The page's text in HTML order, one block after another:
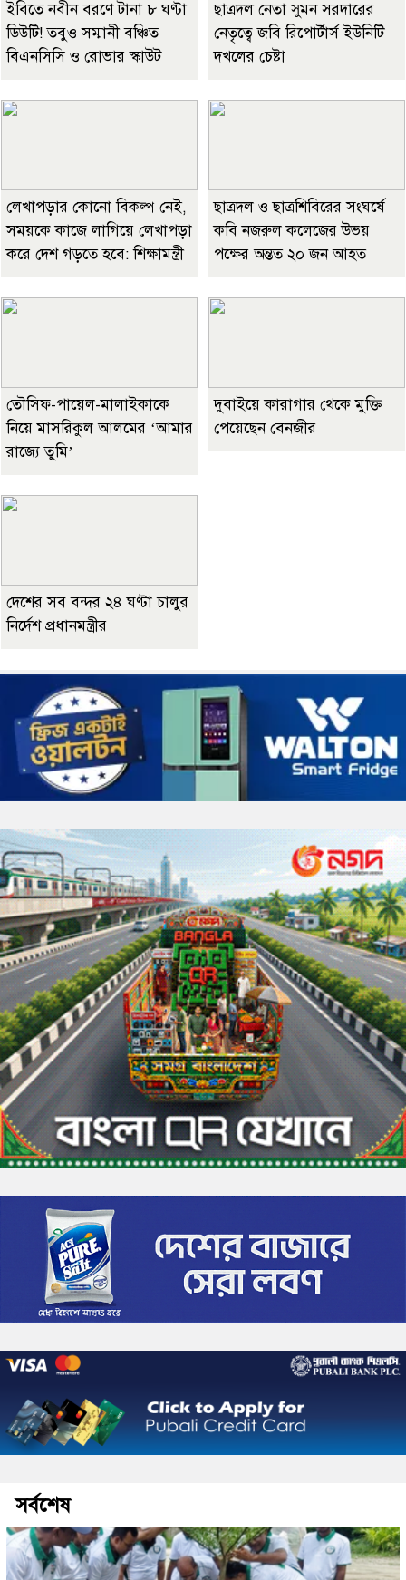
ইবিতে নবীন বরণে টানা ৮ ঘণ্টা
ডিউটি! তবুও সম্মানী বঞ্চিত
বিএনসিসি ও রোভার স্কাউট
ছাত্রদল নেতা সুমন সরদারের
নেতৃত্বে জবি রিপোর্টার্স ইউনিটি
দখলের চেষ্টা
লেখাপড়ার কোনো বিকল্প নেই,
সময়কে কাজে লাগিয়ে লেখাপড়া
করে দেশ গড়তে হবে: শিক্ষামন্ত্রী
ছাত্রদল ও ছাত্রশিবিরের সংঘর্ষে
কবি নজরুল কলেজের উভয়
পক্ষের অন্তত ২০ জন আহত
তৌসিফ-পায়েল-মালাইকাকে
নিয়ে মাসরিকুল আলমের ‘আমার
রাজ্যে তুমি’
দুবাইয়ে কারাগার থেকে মুক্তি
পেয়েছেন বেনজীর
দেশের সব বন্দর ২৪ ঘণ্টা চালুর
নির্দেশ প্রধানমন্ত্রীর
সর্বশেষ